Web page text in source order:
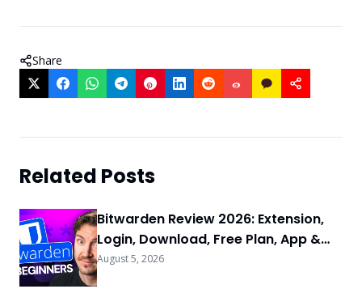
Share
Related Posts
Bitwarden Review 2026: Extension,
Login, Download, Free Plan, App &
FAQs
August 5, 2026